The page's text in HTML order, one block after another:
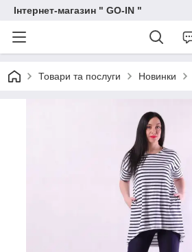
Інтернет-магазин " GO-IN "
Товари та послуги Новинки